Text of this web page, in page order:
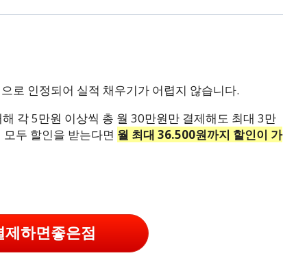
로 인정되어 실적 채우기가 어렵지 않습니다.
각 5만원 이상씩 총 월 30만원만 결제해도 최대 3만
두 할인을 받는다면 월 최대 36.500원까지 할인이 가
하면좋은점